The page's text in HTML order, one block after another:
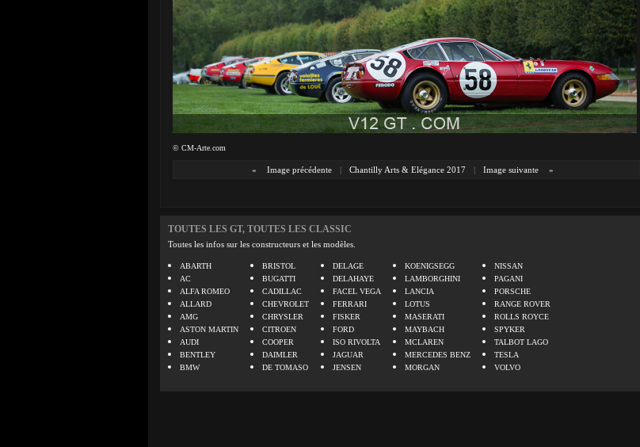
© CM-Arte.com
« Image précédente | Chantilly Arts & Elégance 2017 | Image suivante »
TOUTES LES GT, TOUTES LES CLASSIC
Toutes les infos sur les constructeurs et les modèles.
ABARTH
AC
ALFA ROMEO
ALLARD
AMG
ASTON MARTIN
AUDI
BENTLEY
BMW
BRISTOL
BUGATTI
CADILLAC
CHEVROLET
CHRYSLER
CITROEN
COOPER
DAIMLER
DE TOMASO
DELAGE
DELAHAYE
FACEL VEGA
FERRARI
FISKER
FORD
ISO RIVOLTA
JAGUAR
JENSEN
KOENIGSEGG
LAMBORGHINI
LANCIA
LOTUS
MASERATI
MAYBACH
MCLAREN
MERCEDES BENZ
MORGAN
NISSAN
PAGANI
PORSCHE
RANGE ROVER
ROLLS ROYCE
SPYKER
TALBOT LAGO
TESLA
VOLVO